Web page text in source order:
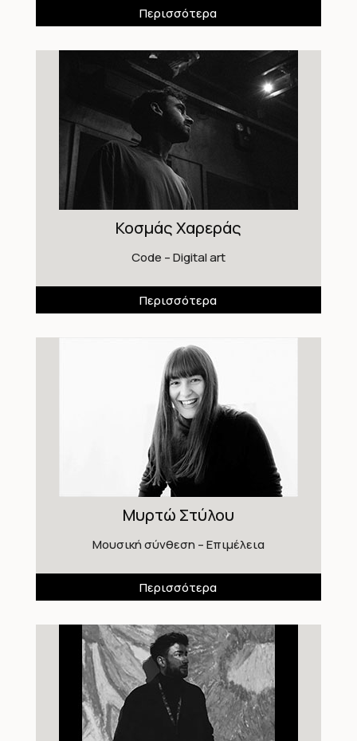
Περισσότερα
Κοσμάς Χαρεράς
Code – Digital art
Περισσότερα
Μυρτώ Στύλου
Μουσική σύνθεση – Επιμέλεια
Περισσότερα